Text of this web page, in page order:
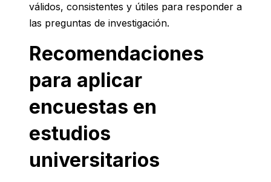
válidos, consistentes y útiles para responder a
las preguntas de investigación.
Recomendaciones
para aplicar
encuestas en
estudios
universitarios